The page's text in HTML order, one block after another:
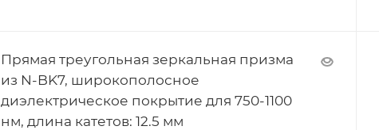
Прямая треугольная зеркальная призма
из N-BK7, широкополосное
диэлектрическое покрытие для 750-1100
нм, длина катетов: 12.5 мм